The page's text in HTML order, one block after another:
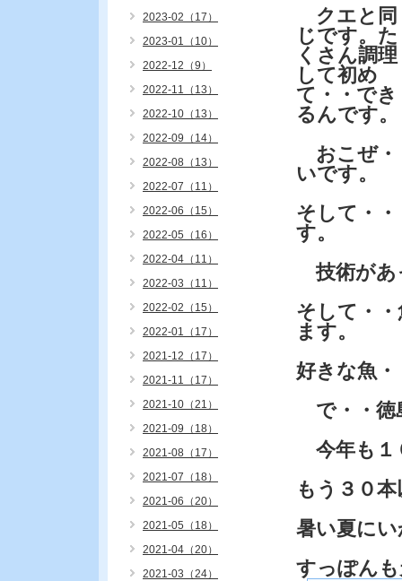
クエと同
じです。た
くさん調理
して初め
て・・でき
るんです。
おこぜ・
いです。
そして・
す。
技術があ
そして・
ます。
好きな魚
で・・徳
今年も１
もう３０
暑い夏に
すっぽん
2023-02（17）
2023-01（10）
2022-12（9）
2022-11（13）
2022-10（13）
2022-09（14）
2022-08（13）
2022-07（11）
2022-06（15）
2022-05（16）
2022-04（11）
2022-03（11）
2022-02（15）
2022-01（17）
2021-12（17）
2021-11（17）
2021-10（21）
2021-09（18）
2021-08（17）
2021-07（18）
2021-06（20）
2021-05（18）
2021-04（20）
2021-03（24）